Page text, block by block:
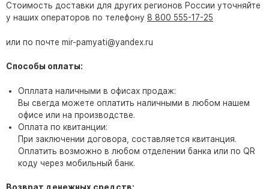
Памятники из гранита Покостовский
Памятники из гранита Мансуровский
Памятники из гранита Масловский
Памятники из гранита Капустинский
Арочные памятники
Памятники Крест
Памятники военным
Стоимость доставки для других регионов России уточняйте
у наших операторов по телефону 8 800 555-17-25
или по почте mir-pamyati@yandex.ru
Способы оплаты:
Опллата наличными в офисах продаж:
Вы свегда можете оплатить наличными в любом нашем
офисе или на производстве.
Оплата по квитанции:
При заключении договора, составляется квитанция.
Оплатить возможно в любом отделении банка или по QR
коду через мобильный банк.